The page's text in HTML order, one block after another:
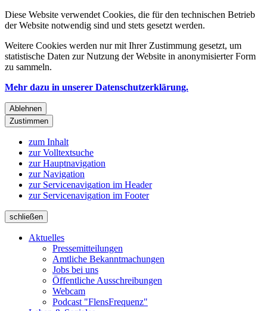
Diese Website verwendet Cookies, die für den technischen Betrieb
der Website notwendig sind und stets gesetzt werden.
Weitere Cookies werden nur mit Ihrer Zustimmung gesetzt, um
statistische Daten zur Nutzung der Website in anonymisierter Form
zu sammeln.
Mehr dazu in unserer Datenschutzerklärung.
Ablehnen
Zustimmen
zum Inhalt
zur Volltextsuche
zur Hauptnavigation
zur Navigation
zur Servicenavigation im Header
zur Servicenavigation im Footer
schließen
Aktuelles
Pressemitteilungen
Amtliche Bekanntmachungen
Jobs bei uns
Öffentliche Ausschreibungen
Webcam
Podcast "FlensFrequenz"